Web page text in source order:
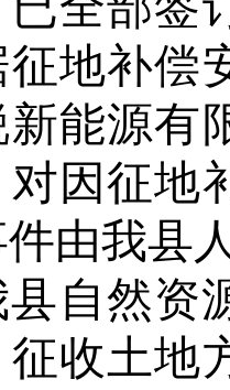
征地补偿
新能源有
对因征地
由我县
县自然资
征收土地